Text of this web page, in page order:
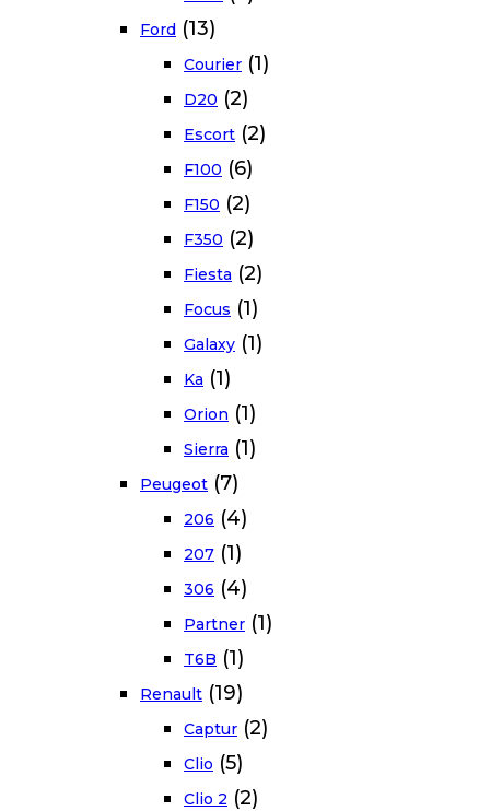
Ford (13)
Courier (1)
D20 (2)
Escort (2)
F100 (6)
F150 (2)
F350 (2)
Fiesta (2)
Focus (1)
Galaxy (1)
Ka (1)
Orion (1)
Sierra (1)
Peugeot (7)
206 (4)
207 (1)
306 (4)
Partner (1)
T6B (1)
Renault (19)
Captur (2)
Clio (5)
Clio 2 (2)